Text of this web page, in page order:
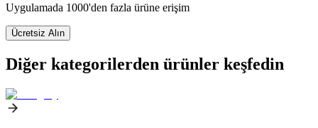
Uygulamada 1000'den fazla ürüne erişim
Ücretsiz Alın
Diğer kategorilerden ürünler keşfedin